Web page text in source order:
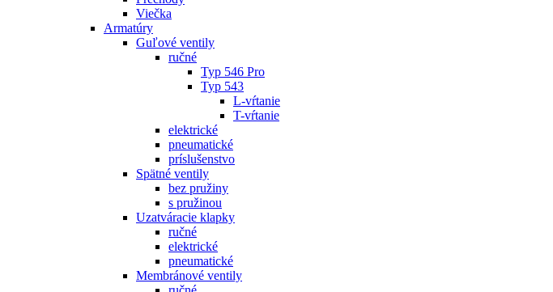
Viečka
Armatúry
Guľové ventily
ručné
Typ 546 Pro
Typ 543
L-vŕtanie
T-vŕtanie
elektrické
pneumatické
príslušenstvo
Spätné ventily
bez pružiny
s pružinou
Uzatváracie klapky
ručné
elektrické
pneumatické
Membránové ventily